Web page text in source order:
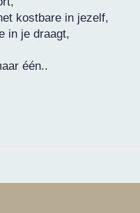
kostbare in jezelf,
in je draagt,
één..